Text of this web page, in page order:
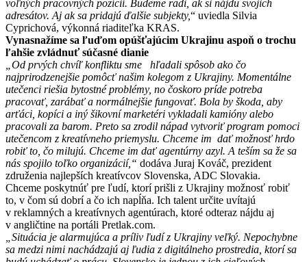
voľných pracovných pozícií. Budeme radi, ak si nájdu svojich
adresátov. Aj ak sa pridajú ďalšie subjekty,“ uviedla Silvia
Cyprichová, výkonná riaditeľka KRAS.
Vynasnažíme sa ľuďom opúšťajúcim Ukrajinu aspoň o trochu
ľahšie zvládnuť súčasné dianie
„Od prvých chvíľ konfliktu sme hľadali spôsob ako čo
najprirodzenejšie pomôcť našim kolegom z Ukrajiny. Momentálne
utečenci riešia bytostné problémy, no čoskoro príde potreba
pracovať, zarábať a normálnejšie fungovať. Bola by škoda, aby
arťáci, kopíci a iný šikovní marketéri vykladali kamióny alebo
pracovali za barom. Preto sa zrodil nápad vytvoriť program pomoci
utečencom z kreatívneho priemyslu. Chceme im dať možnosť hrdo
robiť to, čo milujú. Chceme im dať agentúrny azyl. A teším sa že sa
nás spojilo toľko organizácií,“ dodáva Juraj Kováč, prezident
združenia najlepších kreatívcov Slovenska, ADC Slovakia.
Chceme poskytnúť pre ľudí, ktorí prišli z Ukrajiny možnosť robiť
to, v čom sú dobrí a čo ich napĺňa. Ich talent určite uvítajú
v reklamných a kreatívnych agentúrach, ktoré odteraz nájdu aj
v angličtine na portáli Pretlak.com.
Situácia je alarmujúca a príliv ľudí z Ukrajiny veľký. Nepochybne
sa medzi nimi nachádzajú aj ľudia z digitálneho prostredia, ktorísa